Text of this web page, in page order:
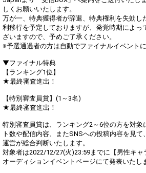
しくお願いいたします。
万が一、特典獲得者が辞退、特典権利を失効し
利移行を予定しておりますが、発覚時期によっ
ざいますので、予めご了承ください。
※予選通過者の方は自動でファイナルイベント
▼ファイナル特典
【ランキング1位】
★最終審査進出！
【特別審査員賞】(1～3名)
★最終審査進出！
特別審査員賞は、ランキング2～6位の方を対象
ト数や配信内容、またSNSへの投稿内容を見
運営が総合判断いたします。
対象者は2022/12/27(火)23:59までに【男性キャ
オーディションイベントページにて発表いたし